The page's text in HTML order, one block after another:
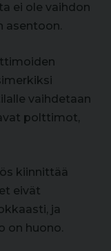
ei ole vaihdon
asentoon.
vaihdetaan
polttimot,
kiinnittää
eivät
ja
on huono.